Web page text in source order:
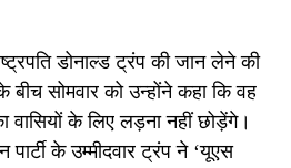
डोनाल्ड ट्रंप की जान लेने की
सोमवार को उन्होंने कहा कि वह
के लिए लड़ना नहीं छोड़ेंगे।
पार्टी के उम्मीदवार ट्रंप ने ‘यूएस